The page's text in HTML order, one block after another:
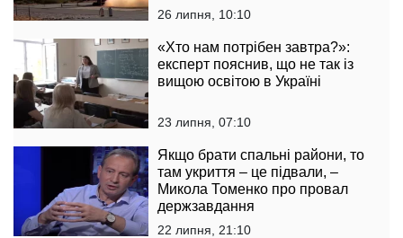
26 липня, 10:10
«Хто нам потрібен завтра?»:
експерт пояснив, що не так із
вищою освітою в Україні
23 липня, 07:10
Якщо брати спальні райони, то
там укриття – це підвали, –
Микола Томенко про провал
держзавдання
22 липня, 21:10